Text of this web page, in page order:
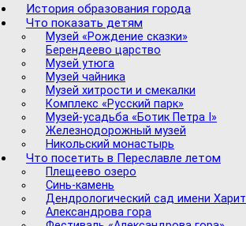
История образования города
Что показать детям
Музей «Рождение сказки»
Берендеево царство
Музей утюга
Музей чайника
Музей хитрости и смекалки
Комплекс «Русский парк»
Музей-усадьба «Ботик Петра I»
Железнодорожный музей
Никольский монастырь
Что посетить в Переславле летом
Плещеево озеро
Синь-камень
Дендрологический сад имени
Александрова гора